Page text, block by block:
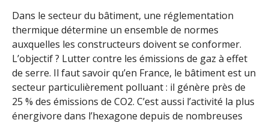
Dans le secteur du bâtiment, une réglementation
thermique détermine un ensemble de normes
auxquelles les constructeurs doivent se conformer.
L’objectif ? Lutter contre les émissions de gaz à effet
de serre. Il faut savoir qu’en France, le bâtiment est un
secteur particulièrement polluant : il génère près de
25 % des émissions de CO2. C’est aussi l’activité la plus
énergivore dans l’hexagone depuis de nombreuses